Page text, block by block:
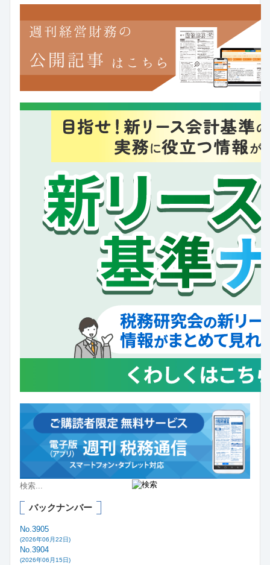
バックナンバー
No.3905
(2026年06月22日)
No.3904
(2026年06月15日)